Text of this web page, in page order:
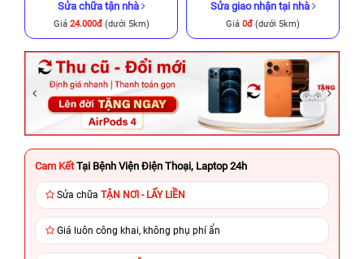
Sửa chữa tận nhà
Giá 24.000đ(dưới 5km)
Sửa giao nhận tại nhà
Giá 0đ (dưới 5km)
Cam Kết Tại Bệnh Viện Điện Thoại, Laptop 24h
Sửa chữa TẬN NƠI - LẤY LIỀN
Giá luôn công khai, không phụ phí ẩn